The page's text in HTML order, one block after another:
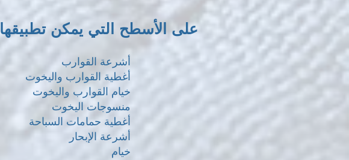
على الأسطح التي يمكن تطبيقها
أشرعة القوارب
أغطية القوارب واليخوت
خيام القوارب واليخوت
منسوجات اليخوت
أغطية حمامات السباحة
أشرعة الإبحار
خيام